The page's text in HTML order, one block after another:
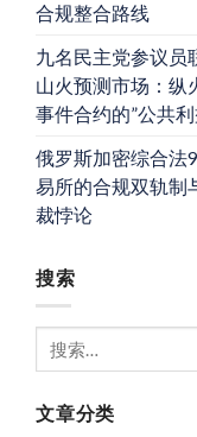
合规整合路线
九名民主党参议员
山火预测市场：纵
事件合约的”公共
俄罗斯加密综合法
易所的合规双轨制
裁悖论
搜索
文章分类